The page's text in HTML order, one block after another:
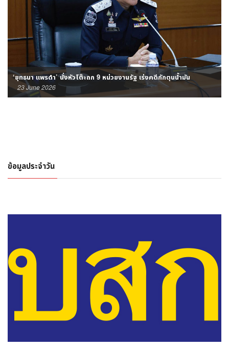
‘ยุทธนา แพรดำ’ นั่งหัวโต๊ะถก 9 หน่วยงานรัฐ เร่งคดีกักตุนน้ำมัน
23 June 2026
ข้อมูลประจำวัน